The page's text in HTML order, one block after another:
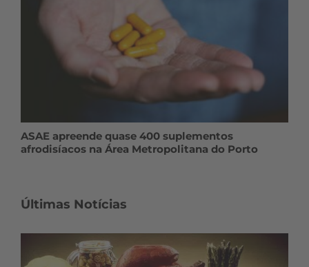
ASAE apreende quase 400 suplementos
afrodisíacos na Área Metropolitana do Porto
Últimas Notícias